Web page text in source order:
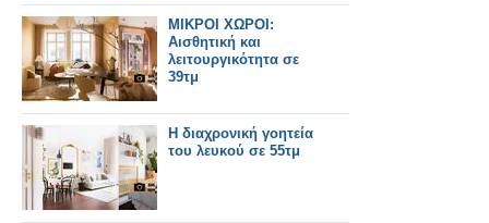
ΜΙΚΡΟΙ ΧΩΡΟΙ:
Αισθητική και
λειτουργικότητα σε
39τμ
Η διαχρονική γοητεία
του λευκού σε 55τμ